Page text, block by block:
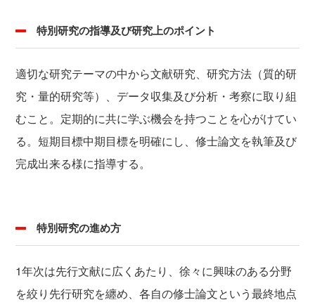
特別研究の指導及び研究上のポイント
適切な研究テーマの中から文献研究、研究方法（質的研
究・量的研究等）、データ収集及び分析・考察に取り組
むこと。定期的に共に学ぶ機会を持つことを心がけてい
る。短期目標中期目標を明確にし、修士論文を執筆及び
完成出来る様に指導する。
特別研究の進め方
1年次は先行文献に広くあたり、徐々に興味のある分野
を絞り先行研究を纏め、各自の修士論文という最終地点